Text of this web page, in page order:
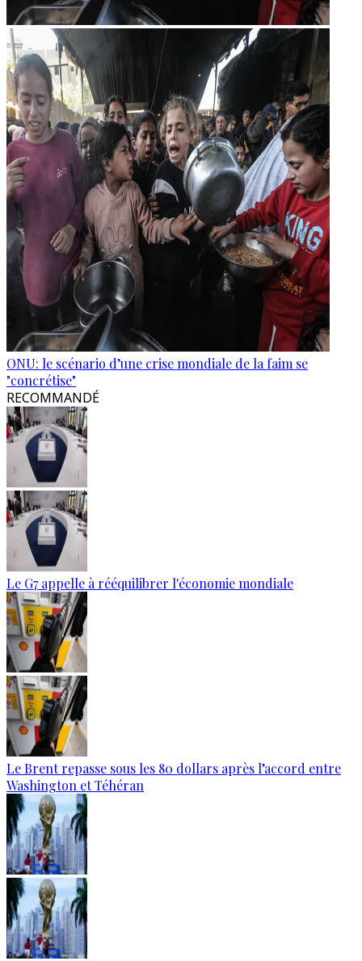
ONU: le scénario d’une crise mondiale de la faim se
"concrétise"
RECOMMANDÉ
Le G7 appelle à rééquilibrer l'économie mondiale
Le Brent repasse sous les 80 dollars après l’accord entre
Washington et Téhéran